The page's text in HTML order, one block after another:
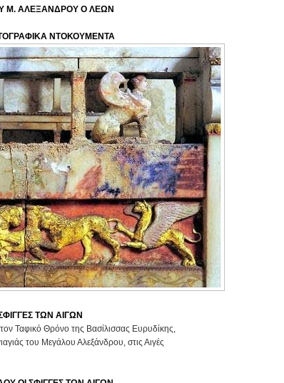
Μ. ΑΛΕΞΑΝΔΡΟΥ Ο ΛΕΩΝ
ΝΤΟΚΟΥΜΕΝΤΑ
ΤΩΝ ΑΙΓΩΝ
Ταφικό Θρόνο της Βασίλισσας Ευρυδίκης,
του Μεγάλου Αλεξάνδρου, στις Αιγές